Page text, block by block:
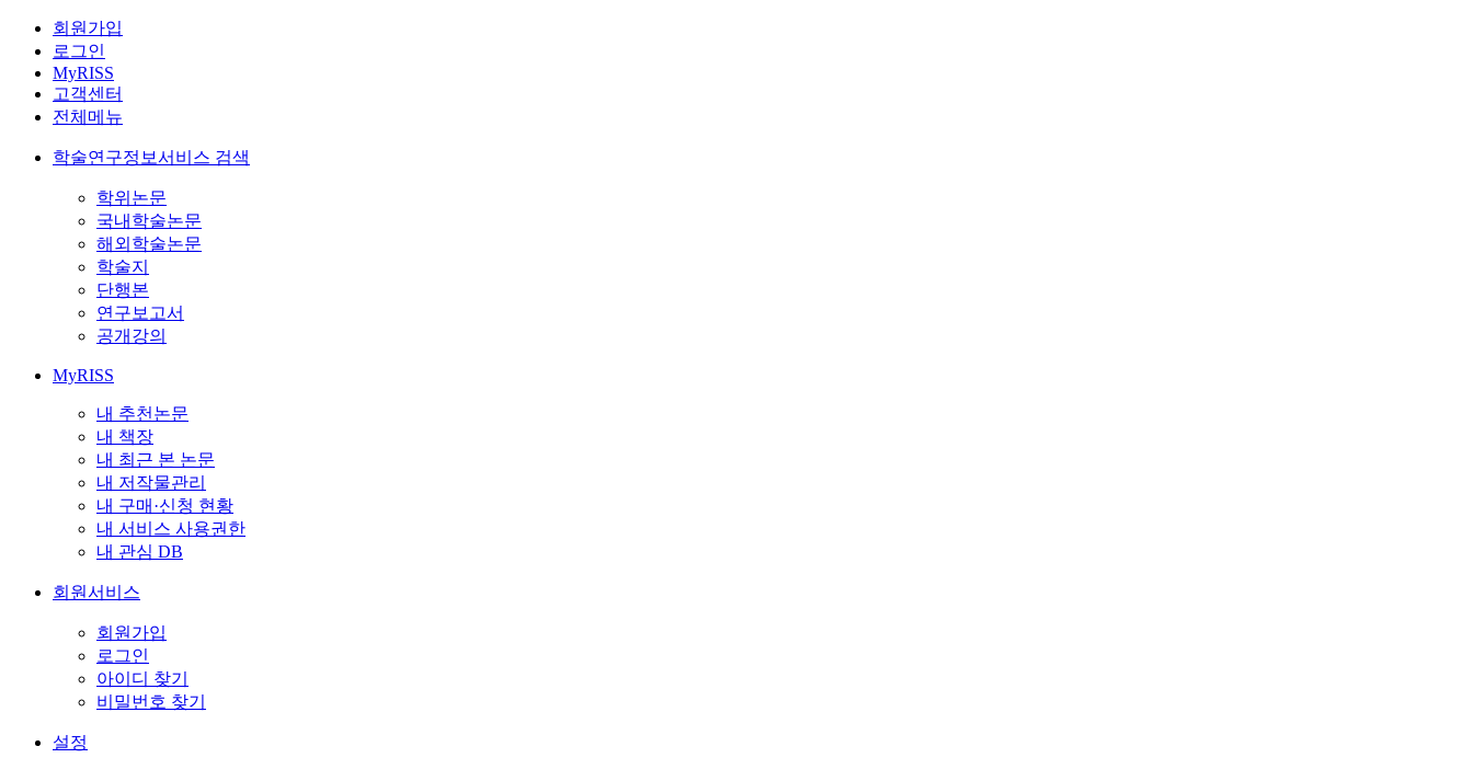
회원가입
로그인
MyRISS
고객센터
전체메뉴
학술연구정보서비스 검색
학위논문
국내학술논문
해외학술논문
학술지
단행본
연구보고서
공개강의
MyRISS
내 추천논문
내 책장
내 최근 본 논문
내 저작물관리
내 구매·신청 현황
내 서비스 사용권한
내 관심 DB
회원서비스
회원가입
로그인
아이디 찾기
비밀번호 찾기
설정